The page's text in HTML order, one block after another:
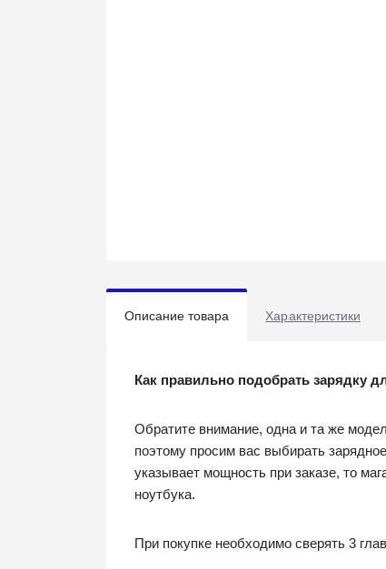
Описание товара Характеристики
Как правильно подобрать зарядку
Обратите внимание, одна и та же
поэтому просим вас выбирать
указывает мощность при заказе, то
ноутбука.
При покупке необходимо сверять 3